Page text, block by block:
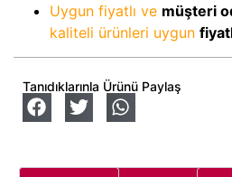
Uygun fiyatlı ve müşteri
kaliteli ürünleri uygun
Tanıdıklarınla Ürünü Paylaş